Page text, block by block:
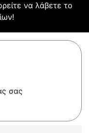
να λάβετε το
σας